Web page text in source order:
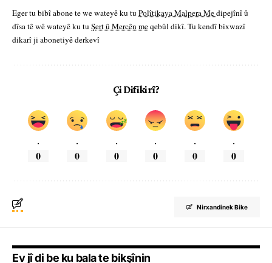
Eger tu bibî abone te we wateyê ku tu Polîtikaya Malpera Medipejînî û
dîsa tê wê wateyê ku tu Şert û Mercên meqebûl dikî. Tu kendî bixwazî
dikarî ji abonetiyê derkevî
Çi Difikirî?
.
0
.
0
.
0
.
0
.
0
.
0
Nirxandinek Bike
Ev jî di be ku bala te bikşînin